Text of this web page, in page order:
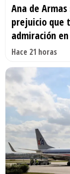
Ana de
prejuicio que
admiración
Hace 21 horas